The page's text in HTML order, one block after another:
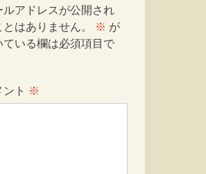
ルアドレスが公開され
とはありません。
※ が
ている欄は必須項目で
ント ※